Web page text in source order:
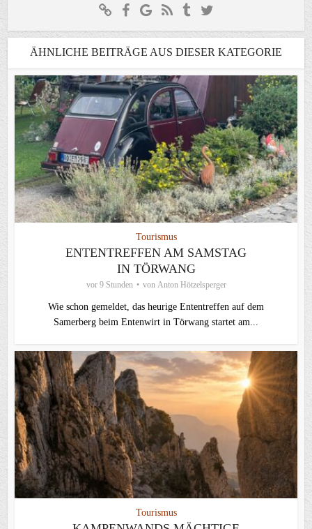
ÄHNLICHE BEITRÄGE AUS DIESER KATEGORIE
Tourismus
ENTENTREFFEN AM SAMSTAG
IN TÖRWANG
vor 9 Stunden von Anton Hötzelsperger
Wie schon gemeldet, das heurige Ententreffen auf dem
Samerberg beim Entenwirt in Törwang startet am...
Tourismus